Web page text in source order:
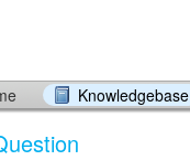
Knowledgebase